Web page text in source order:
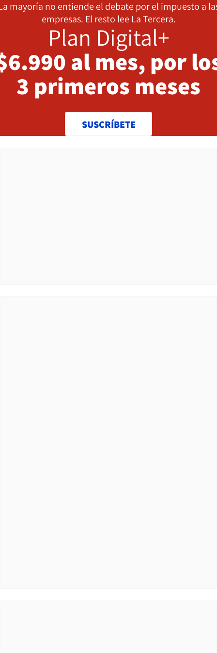
mayoría no entiende el debate por el impuesto a
empresas. El resto lee La Tercera.
Plan Digital+
al mes, por
3 primeros meses
SUSCRÍBETE